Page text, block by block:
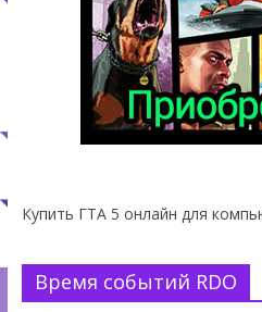
Купить ГТА 5 онлайн для
Время событий RDO